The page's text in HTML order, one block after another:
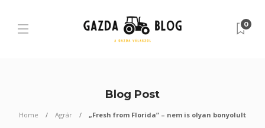
0
Blog Post
Home Agrár „Fresh from Florida” – nem is olyan bonyolult